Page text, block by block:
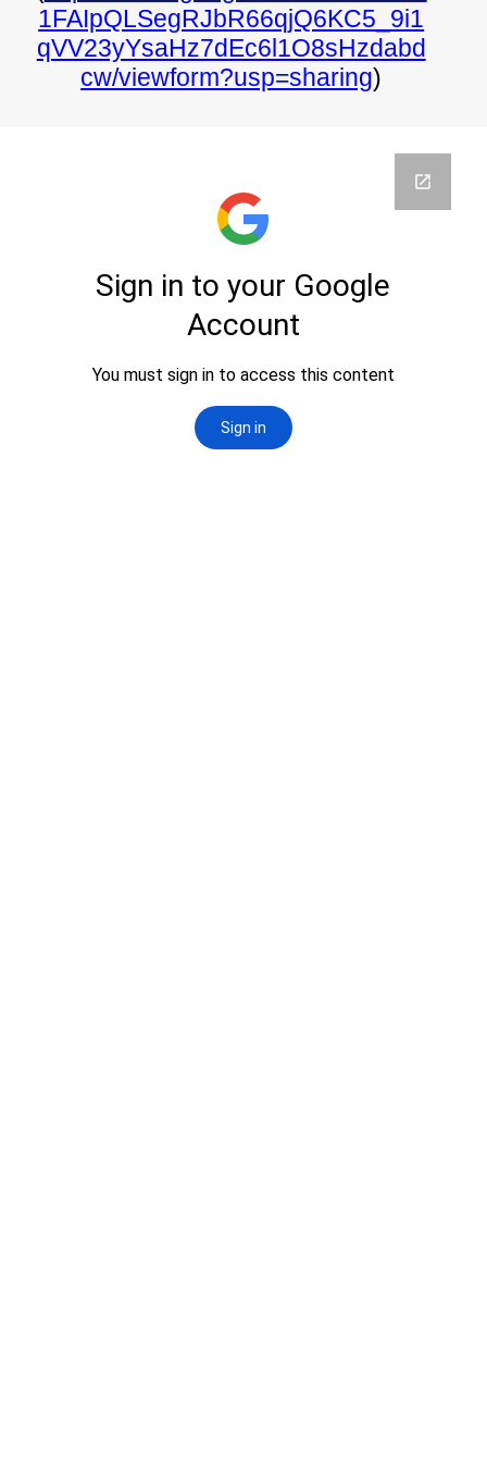
1FAIpQLSegRJbR66qjQ6KC5_9i1
qVV23yYsaHz7dEc6l1O8sHzdabd
cw/viewform?usp=sharing)